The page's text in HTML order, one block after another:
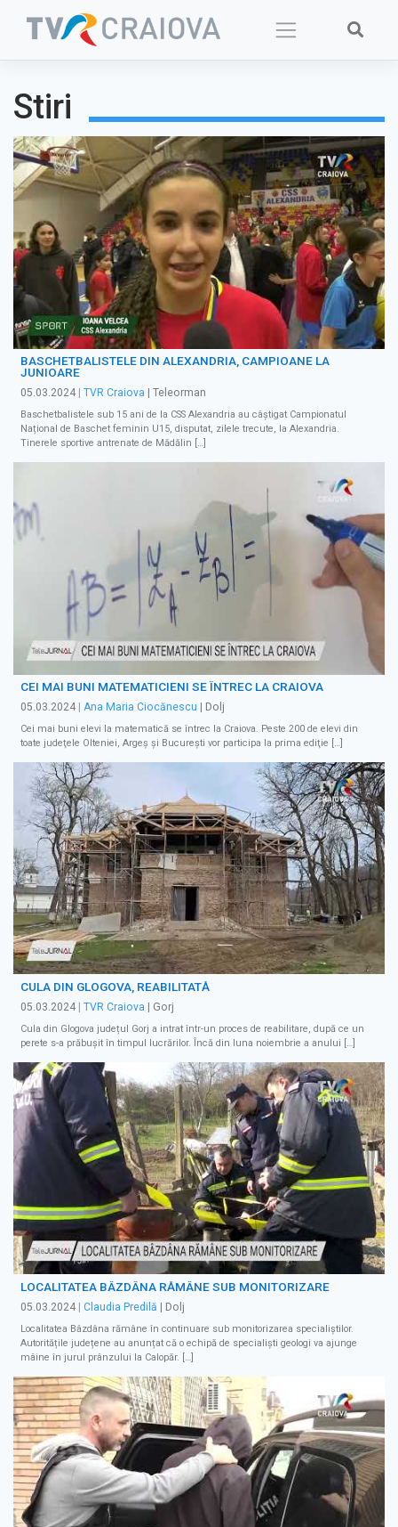
Stiri
BASCHETBALISTELE DIN ALEXANDRIA, CAMPIOANE LA
JUNIOARE
05.03.2024 TVR Craiova | Teleorman
Baschetbalistele sub 15 ani de la CSS Alexandria au câștigat Campionatul
Național de Baschet feminin U15, disputat, zilele trecute, la Alexandria.
Tinerele sportive antrenate de Mădălin […]
CEI MAI BUNI MATEMATICIENI SE ÎNTREC LA CRAIOVA
05.03.2024 Ana Maria Ciocănescu | Dolj
Cei mai buni elevi la matematică se întrec la Craiova. Peste 200 de elevi din
toate judeţele Olteniei, Argeş şi Bucureşti vor participa la prima ediţie […]
CULA DIN GLOGOVA, REABILITATĂ
05.03.2024 TVR Craiova | Gorj
Cula din Glogova județul Gorj a intrat într-un proces de reabilitare, după ce un
perete s-a prăbușit în timpul lucrărilor. Încă din luna noiembrie a anului […]
LOCALITATEA BÂZDÂNA RĂMÂNE SUB MONITORIZARE
05.03.2024 | Claudia Predilă | Dolj
Localitatea Bâzdâna rămâne în continuare sub monitorizarea specialiștilor.
Autoritățile județene au anunțat că o echipă de specialiști geologi va ajunge
mâine în jurul prânzului la Calopăr. […]